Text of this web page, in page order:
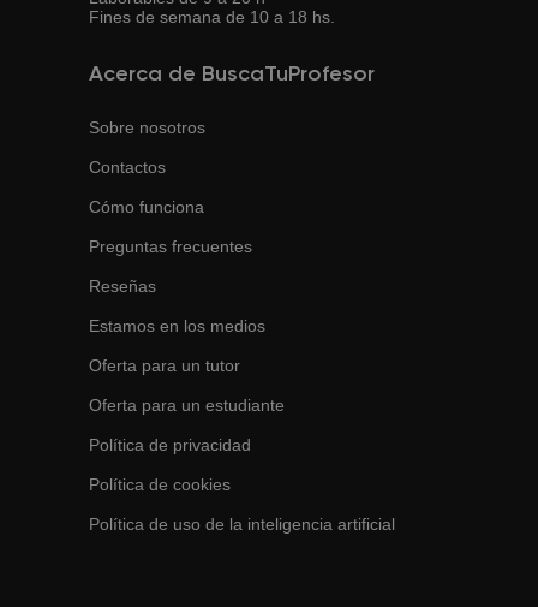
Fines de semana de 10 a 18 hs.
Acerca de BuscaTuProfesor
Sobre nosotros
Contactos
Cómo funciona
Preguntas frecuentes
Reseñas
Estamos en los medios
Oferta para un tutor
Oferta para un estudiante
Política de privacidad
Política de cookies
Política de uso de la inteligencia artificial